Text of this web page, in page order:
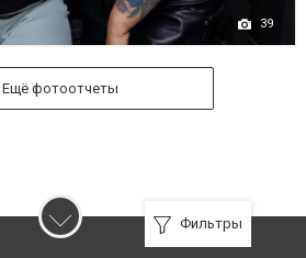
39
Ещё фотоотчеты
Фильтры